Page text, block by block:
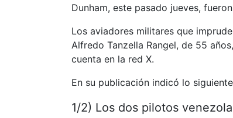
Dunham, este pasado jueves,
Los aviadores militares que
Alfredo Tanzella Rangel, de 55
cuenta en la red X.
En su publicación indicó lo
1/2) Los dos pilotos